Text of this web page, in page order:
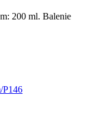
200 ml. Balenie